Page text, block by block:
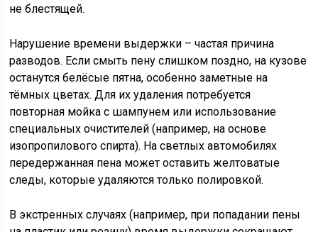
не блестящей.
Нарушение времени выдержки – частая причина
разводов. Если смыть пену слишком поздно, на кузове
останутся белёсые пятна, особенно заметные на
тёмных цветах. Для их удаления потребуется
повторная мойка с шампунем или использование
специальных очистителей (например, на основе
изопропилового спирта). На светлых автомобилях
передержанная пена может оставить желтоватые
следы, которые удаляются только полировкой.
В экстренных случаях (например, при попадании пены